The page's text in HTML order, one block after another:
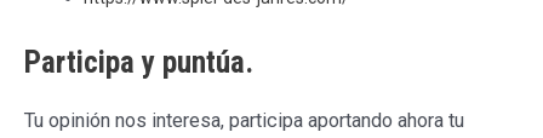
Participa y puntúa.
Tu opinión nos interesa, participa aportando ahora tu